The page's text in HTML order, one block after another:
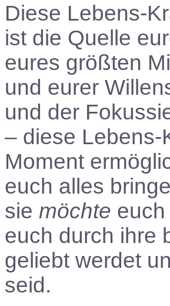
Diese Lebens-
ist die Quelle
eures größten
und eurer
und der
– diese Lebens-
Moment
euch alles
sie möchte
euch durch ihre
geliebt werdet
seid.